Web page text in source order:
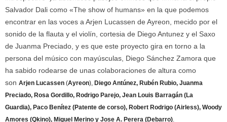
Salvador Dali como «The show of humans» en la que podemos
encontrar en las voces a Arjen Lucassen de Ayreon, mecido por el
sonido de la flauta y el violín, cortesia de Diego Antunez y el Saxo
de Juanma Preciado, y es que este proyecto gira en torno a la
persona del músico con mayúsculas, Diego Sánchez Zamora que
ha sabido rodearse de unas colaboraciones de altura como
son Arjen Lucassen (Ayreon), Diego Antúnez, Rubén Rubio, Juanma
Preciado, Rosa Gordillo, Rodrigo Parejo, Jean Louis Barragán (La
Guardia), Paco Benítez (Patente de corso), Robert Rodrigo (Airless), Woody
Amores (Qkino), Miguel Merino y Jose A. Perera (Debarro).